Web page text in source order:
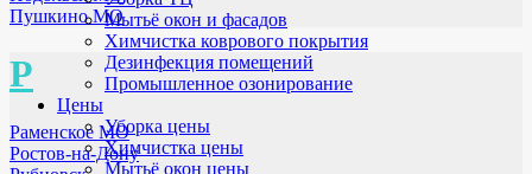
Пушкино МО
Р
Раменское МО
Ростов-на-Дону
Мытьё окон и фасадов
Химчистка коврового покрытия
Дезинфекция помещений
Промышленное озонирование
Цены
Уборка цены
Химчистка цены
Мытьё окон цены